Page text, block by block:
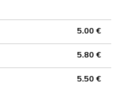
5.00 €
5.80 €
5.50 €